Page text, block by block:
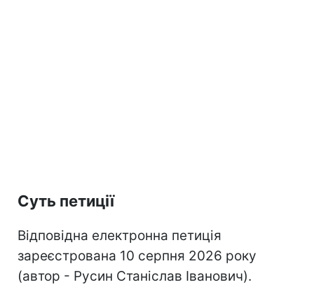
Суть петиції
Відповідна електронна петиція
зареєстрована 10 серпня 2026 року
(автор - Русин Станіслав Іванович).